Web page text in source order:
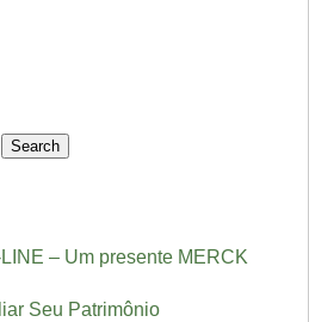
– Um presente MERCK
Seu Patrimônio